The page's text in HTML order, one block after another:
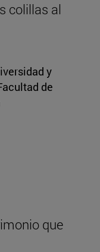
colillas al
y
de
que